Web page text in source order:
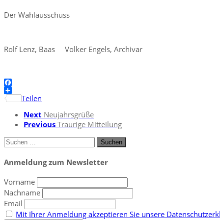
Der Wahlausschuss
Rolf Lenz, Baas Volker Engels, Archivar
Facebook
Teilen
Next Neujahrsgrüße
Previous Traurige Mitteilung
Suchen
Anmeldung zum Newsletter
Vorname
Nachname
Email
Mit Ihrer Anmeldung akzeptieren Sie unsere